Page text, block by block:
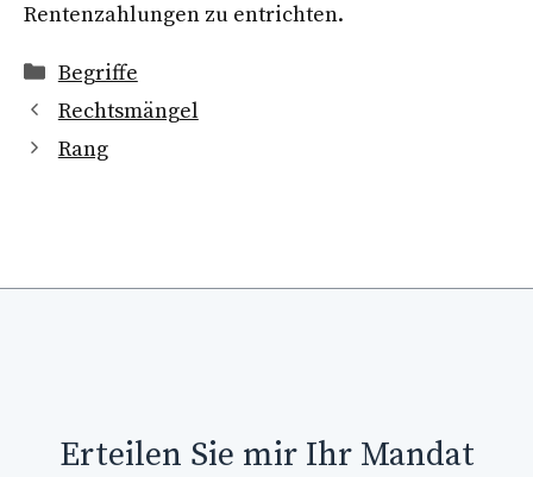
Rentenzahlungen zu entrichten.
Kategorien
Begriffe
Rechtsmängel
Rang
Erteilen Sie mir Ihr Mandat